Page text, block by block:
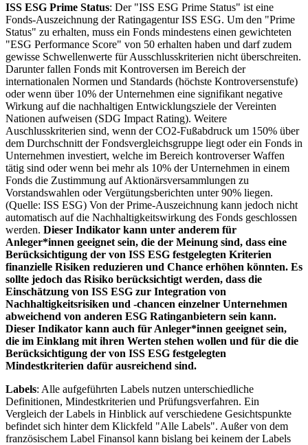
ISS ESG Prime Status: Der "ISS ESG Prime Status" ist eine
Fonds-Auszeichnung der Ratingagentur ISS ESG. Um den "Prime
Status" zu erhalten, muss ein Fonds mindestens einen gewichteten
"ESG Performance Score" von 50 erhalten haben und darf zudem
gewisse Schwellenwerte für Ausschlusskriterien nicht überschreiten.
Darunter fallen Fonds mit Kontroversen im Bereich der
internationalen Normen und Standards (höchste Kontroversenstufe)
oder wenn über 10% der Unternehmen eine signifikant negative
Wirkung auf die nachhaltigen Entwicklungsziele der Vereinten
Nationen aufweisen (SDG Impact Rating). Weitere
Auschlusskriterien sind, wenn der CO2-Fußabdruck um 150% über
dem Durchschnitt der Fondsvergleichsgruppe liegt oder ein Fonds in
Unternehmen investiert, welche im Bereich kontroverser Waffen
tätig sind oder wenn bei mehr als 10% der Unternehmen in einem
Fonds die Zustimmung auf Aktionärsversammlungen zu
Vorstandswahlen oder Vergütungsberichten unter 90% liegen.
(Quelle: ISS ESG) Von der Prime-Auszeichnung kann jedoch nicht
automatisch auf die Nachhaltigkeitswirkung des Fonds geschlossen
werden. Dieser Indikator kann unter anderem für
Anleger*innen geeignet sein, die der Meinung sind, dass eine
Berücksichtigung der von ISS ESG festgelegten Kriterien
finanzielle Risiken reduzieren und Chance erhöhen könnten. Es
sollte jedoch das Risiko berücksichtigt werden, dass die
Einschätzung von ISS ESG zur Integration von
Nachhaltigkeitsrisiken und -chancen einzelner Unternehmen
abweichend von anderen ESG Ratinganbietern sein kann.
Dieser Indikator kann auch für Anleger*innen geeignet sein,
die im Einklang mit ihren Werten stehen wollen und für die die
Berücksichtigung der von ISS ESG festgelegten
Mindestkriterien dafür ausreichend sind.
Labels: Alle aufgeführten Labels nutzen unterschiedliche
Definitionen, Mindestkriterien und Prüfungsverfahren. Ein
Vergleich der Labels in Hinblick auf verschiedene Gesichtspunkte
befindet sich hinter dem Klickfeld "Alle Labels". Außer von dem
französischem Label Finansol kann bislang bei keinem der Labels